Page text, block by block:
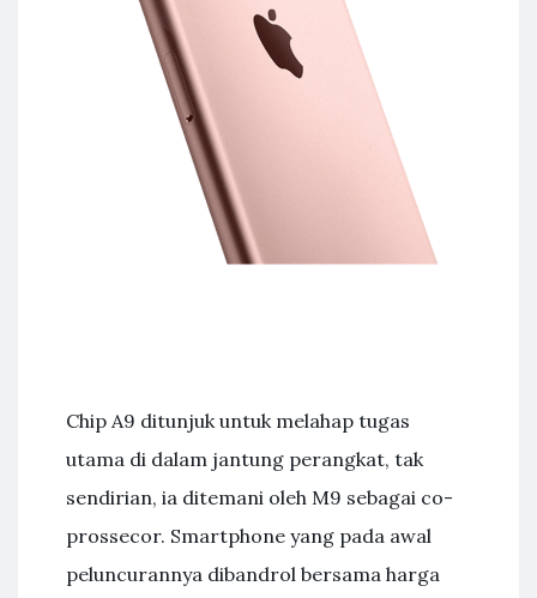
Chip A9 ditunjuk untuk melahap tugas
utama di dalam jantung perangkat, tak
sendirian, ia ditemani oleh M9 sebagai co-
prossecor. Smartphone yang pada awal
peluncurannya dibandrol bersama harga